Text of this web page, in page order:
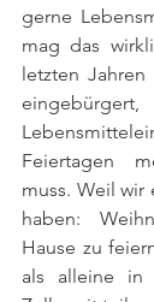
gerne
mag das
letzten
Feiertagen
muss. Weil wir
haben:
Hause zu
als alleine in